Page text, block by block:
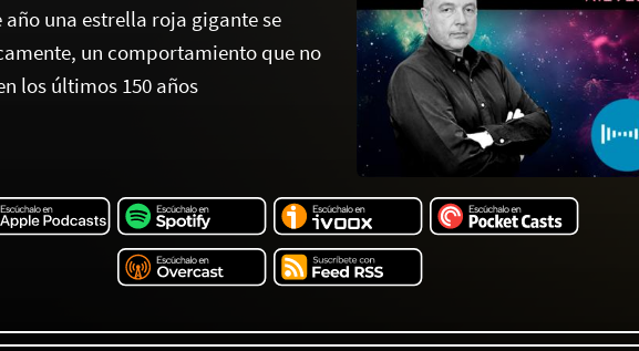
una estrella roja gigante se
un comportamiento que no
los últimos 150 años